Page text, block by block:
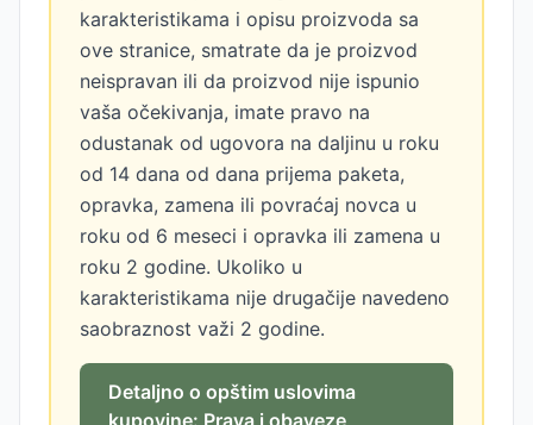
karakteristikama i opisu proizvoda sa
ove stranice, smatrate da je proizvod
neispravan ili da proizvod nije ispunio
vaša očekivanja, imate pravo na
odustanak od ugovora na daljinu u roku
od 14 dana od dana prijema paketa,
opravka, zamena ili povraćaj novca u
roku od 6 meseci i opravka ili zamena u
roku 2 godine. Ukoliko u
karakteristikama nije drugačije navedeno
saobraznost važi 2 godine.
Detaljno o opštim uslovima
kupovine: Prava i obaveze